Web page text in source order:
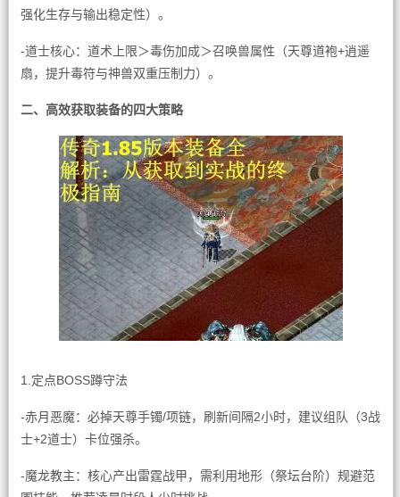
强化生存与输出稳定性）。
-道士核心：道术上限＞毒伤加成＞召唤兽属性（天尊道袍+逍遥
扇，提升毒符与神兽双重压制力）。
二、高效获取装备的四大策略
1.定点BOSS蹲守法
-赤月恶魔：必掉天尊手镯/项链，刷新间隔2小时，建议组队（3战
士+2道士）卡位强杀。
-魔龙教主：核心产出雷霆战甲，需利用地形（祭坛台阶）规避范